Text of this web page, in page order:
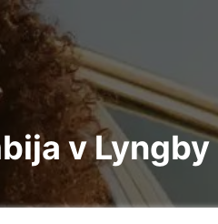
v Lyngby